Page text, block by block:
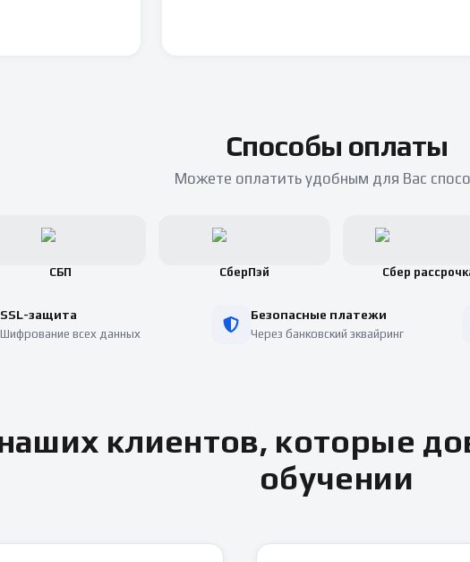
Способы оплаты
Можете оплатить удобным для Вас
СБП СберПэй Сбер
SSL-защита
Шифрование всех данных
Безопасные платежи
Через банковский эквайринг
клиентов, которые
обучении